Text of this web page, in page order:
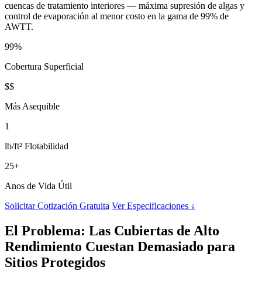
cuencas de tratamiento interiores — máxima supresión de algas y
control de evaporación al menor costo en la gama de 99% de
AWTT.
99%
Cobertura Superficial
$$
Más Asequible
1
lb/ft² Flotabilidad
25+
Anos de Vida Útil
Solicitar Cotización Gratuita Ver Especificaciones ↓
El Problema: Las Cubiertas de Alto
Rendimiento Cuestan Demasiado para
Sitios Protegidos